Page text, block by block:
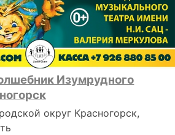
Изумрудного
округ Красногорск,